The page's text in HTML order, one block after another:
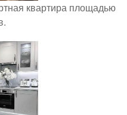
квартира площадью